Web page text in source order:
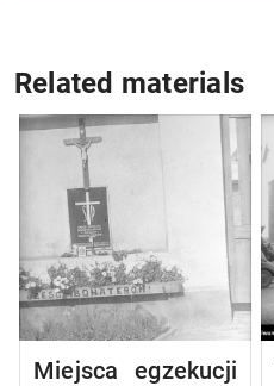
Related materials
Miejsca egzekucji